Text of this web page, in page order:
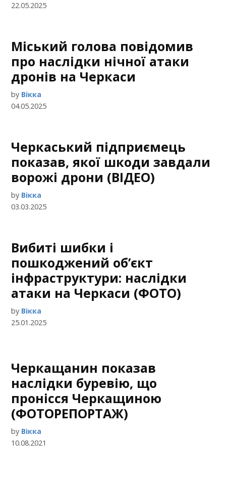
22.05.2025
Міський голова повідомив
про наслідки нічної атаки
дронів на Черкаси
by Вікка
04.05.2025
Черкаський підприємець
показав, якої шкоди завдали
ворожі дрони (ВІДЕО)
by Вікка
03.03.2025
Вибиті шибки і
пошкоджений об’єкт
інфраструктури: наслідки
атаки на Черкаси (ФОТО)
by Вікка
25.01.2025
Черкащанин показав
наслідки буревію, що
пронісся Черкащиною
(ФОТОРЕПОРТАЖ)
by Вікка
10.08.2021